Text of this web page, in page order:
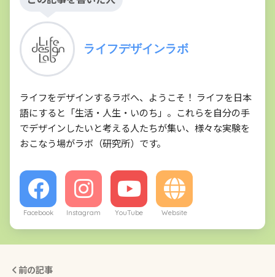
ライフデザインラボ
ライフをデザインするラボへ、ようこそ！ ライフを日本
語にすると「生活・人生・いのち」。これらを自分の手
でデザインしたいと考える人たちが集い、様々な実験を
おこなう場がラボ（研究所）です。
Facebook Instagram YouTube Website
前の記事